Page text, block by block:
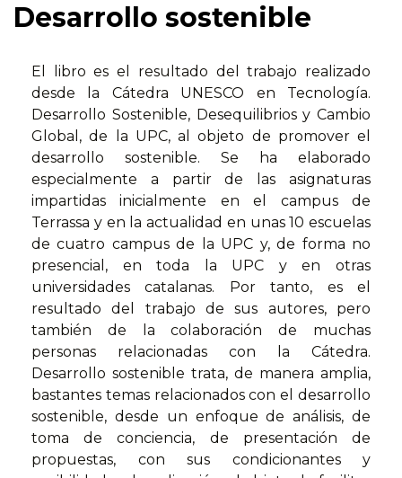
Desarrollo sostenible
El libro es el resultado del trabajo realizado
desde la Cátedra UNESCO en Tecnología.
Desarrollo Sostenible, Desequilibrios y Cambio
Global, de la UPC, al objeto de promover el
desarrollo sostenible. Se ha elaborado
especialmente a partir de las asignaturas
impartidas inicialmente en el campus de
Terrassa y en la actualidad en unas 10 escuelas
de cuatro campus de la UPC y, de forma no
presencial, en toda la UPC y en otras
universidades catalanas. Por tanto, es el
resultado del trabajo de sus autores, pero
también de la colaboración de muchas
personas relacionadas con la Cátedra.
Desarrollo sostenible trata, de manera amplia,
bastantes temas relacionados con el desarrollo
sostenible, desde un enfoque de análisis, de
toma de conciencia, de presentación de
propuestas, con sus condicionantes y